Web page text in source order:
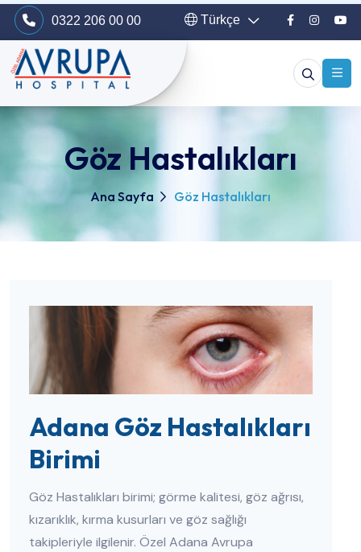
0322 206 00 00 Türkçe
Göz Hastalıkları
Ana Sayfa Göz Hastalıkları
Adana Göz Hastalıkları
Birimi
Göz Hastalıkları birimi; görme kalitesi, göz ağrısı,
kızarıklık, kırma kusurları ve göz sağlığı
takipleriyle ilgilenir. Özel Adana Avrupa